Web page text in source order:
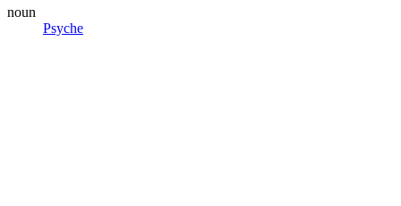
noun
Psyche